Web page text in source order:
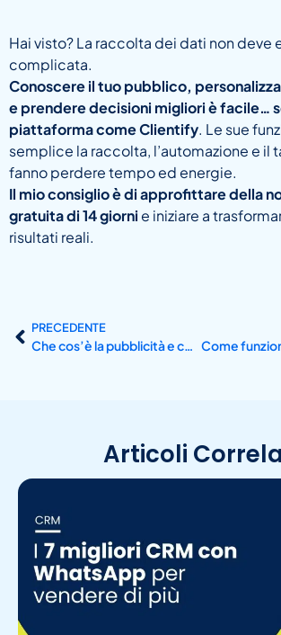
Hai visto? La raccolta dei dati non deve
complicata.
Conoscere il tuo pubblico,
e prendere decisioni migliori è facile…
piattaforma come Clientify. Le sue
semplice la raccolta, l’automazione e il
fanno perdere tempo ed energie.
Il mio consiglio è di approfittare della
gratuita di 14 giorni e iniziare a
risultati reali.
PRECEDENTE
Che cos’è la pubblicità e come viene gestita da Clientify?
Articoli